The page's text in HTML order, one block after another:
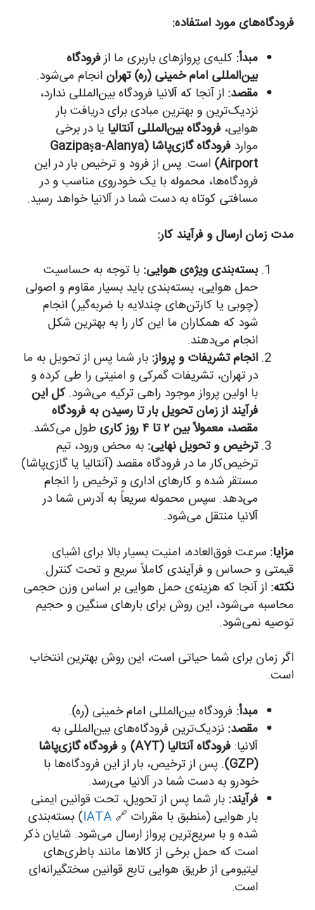
فرودگاه‌های مورد استفاده:
مبدأ: کلیه‌ی پروازهای باربری ما ازفرودگاه
بین‌المللی امام خمینی (ره) تهرانانجام می‌شود.
مقصد: از آنجا که آلانیا فرودگاه بین‌المللی ندارد،
نزدیک‌ترین و بهترین مبادی برای دریافت بار
هوایی، فرودگاه بین‌المللی آنتالیا یا در برخی
موارد
فرودگاه گازی‌پاشا (Gazipaşa-Alanya
Airport) است. پس از فرود و ترخیص بار در این
فرودگاه‌ها، محموله با یک خودروی مناسب و در
مسافتی کوتاه به دست شما در آلانیا خواهد رسید.
مدت زمان ارسال و فرآیند کار:
بسته‌بندی ویژه‌ی هوایی: با توجه به حساسیت
حمل هوایی، بسته‌بندی باید بسیار مقاوم و اصولی
(چوبی یا کارتن‌های چندلایه با ضربه‌گیر) انجام
شود که همکاران ما این کار را به بهترین شکل
انجام می‌دهند.
انجام تشریفات و پرواز: بار شما پس از تحویل به ما
در تهران، تشریفات گمرکی و امنیتی را طی کرده و
با اولین پرواز موجود راهی ترکیه می‌شود. کل این
فرآیند از زمان تحویل بار تا رسیدن به فرودگاه
مقصد، معمولاً بین ۲ تا ۴ روز کاری
طول می‌کشد.
ترخیص و تحویل نهایی: به محض ورود، تیم
ترخیص‌کار ما در فرودگاه مقصد (آنتالیا یا گازی‌پاشا)
مستقر شده و کارهای اداری و ترخیص را انجام
می‌دهد. سپس محموله سریعاً به آدرس شما در
آلانیا منتقل می‌شود.
مزایا: سرعت فوق‌العاده، امنیت بسیار بالا برای اشیای
قیمتی و حساس و فرآیندی کاملاً سریع و تحت کنترل.
نکته: از آنجا که هزینه‌ی حمل هوایی بر اساس وزن حجمی
محاسبه می‌شود، این روش برای بارهای سنگین و حجیم
توصیه نمی‌شود.
اگر زمان برای شما حیاتی است، این روش بهترین انتخاب
است.
مبدأ: فرودگاه بین‌المللی امام خمینی (ره).
مقصد: نزدیک‌ترین فرودگاه‌های بین‌المللی به
آلانیا: فرودگاه آنتالیا (AYT) وفرودگاه گازی‌پاشا
(GZP)
. پس از ترخیص، بار از این فرودگاه‌ها با
خودرو به دست شما در آلانیا می‌رسد.
فرآیند: بار شما پس از تحویل، تحت قوانین ایمنی
بار هوایی (منطبق با مقررات 🔗 IATA) بسته‌بندی
شده و با سریع‌ترین پرواز ارسال می‌شود. شایان ذکر
است که حمل برخی از کالاها مانند باطری‌های
لیتیومی از طریق هوایی تابع قوانین سختگیرانه‌ای
است.